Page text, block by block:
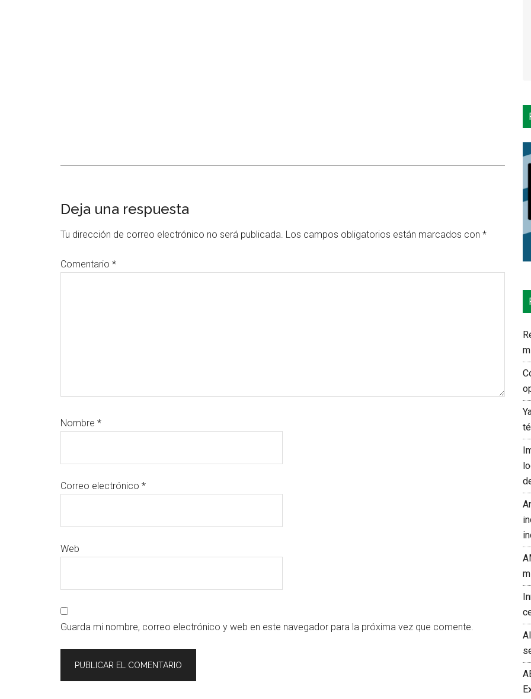
Interacciones
con
lectores
Deja una respuesta
Tu dirección de correo electrónico no será publicada. Los campos obligatorios están marcados con *
Comentario *
Nombre *
Correo electrónico *
Web
Guarda mi nombre, correo electrónico y web en este navegador para la próxima vez que comente.